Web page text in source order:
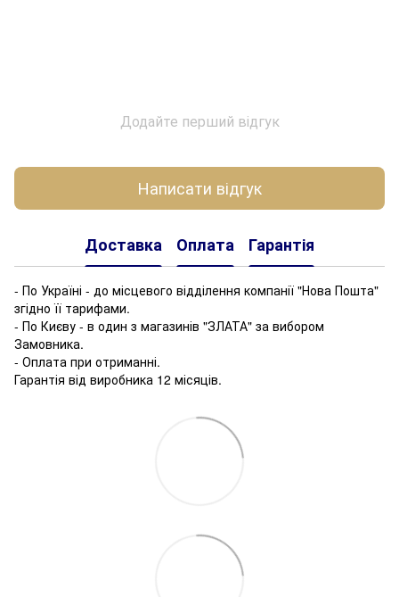
Додайте перший відгук
Написати відгук
Доставка Оплата Гарантія
- По Україні - до місцевого відділення компанії "Нова Пошта"
згідно її тарифами.
- По Києву - в один з магазинів "ЗЛАТА" за вибором
Замовника.
- Оплата при отриманні.
Гарантія від виробника 12 місяців.